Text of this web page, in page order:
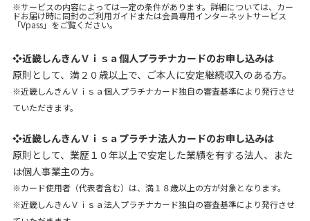
※サービスの内容によっては一定の条件があります。詳細については、カー
ドお届け時に同封のご利用ガイドまたは会員専用インターネットサービス
「Vpass」をご覧ください。
❖近畿しんきんＶｉｓａ個人プラチナカードのお申し込みは
原則として、満２０歳以上で、ご本人に安定継続収入のある方。
※近畿しんきんＶｉｓａ個人プラチナカード独自の審査基準により発行させ
ていただきます。
❖近畿しんきんＶｉｓａプラチナ法人カードのお申し込みは
原則として、業歴１０年以上で安定した業績を有する法人、また
は個人事業主の方。
※カード使用者（代表者含む）は、満１８歳以上の方が対象となります。
※近畿しんきんＶｉｓａ法人プラチナカード独自の審査基準により発行させ